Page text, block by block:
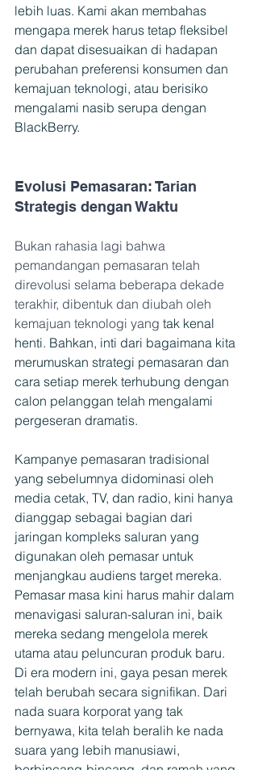
lebih luas. Kami akan membahas
mengapa merek harus tetap fleksibel
dan dapat disesuaikan di hadapan
perubahan preferensi konsumen dan
kemajuan teknologi, atau berisiko
mengalami nasib serupa dengan
BlackBerry.
Evolusi Pemasaran: Tarian
Strategis dengan Waktu
Bukan rahasia lagi bahwa
pemandangan pemasaran telah
direvolusi selama beberapa dekade
terakhir, dibentuk dan diubah oleh
kemajuan teknologi yang tak kenal
henti. Bahkan, inti dari bagaimana kita
merumuskan strategi pemasaran dan
cara setiap merek terhubung dengan
calon pelanggan telah mengalami
pergeseran dramatis.
Kampanye pemasaran tradisional
yang sebelumnya didominasi oleh
media cetak, TV, dan radio, kini hanya
dianggap sebagai bagian dari
jaringan kompleks saluran yang
digunakan oleh pemasar untuk
menjangkau audiens target mereka.
Pemasar masa kini harus mahir dalam
menavigasi saluran-saluran ini, baik
mereka sedang mengelola merek
utama atau peluncuran produk baru.
Di era modern ini, gaya pesan merek
telah berubah secara signifikan. Dari
nada suara korporat yang tak
bernyawa, kita telah beralih ke nada
suara yang lebih manusiawi,